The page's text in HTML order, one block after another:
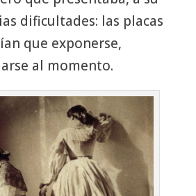
dificultades: las placas
que exponerse,
al momento.